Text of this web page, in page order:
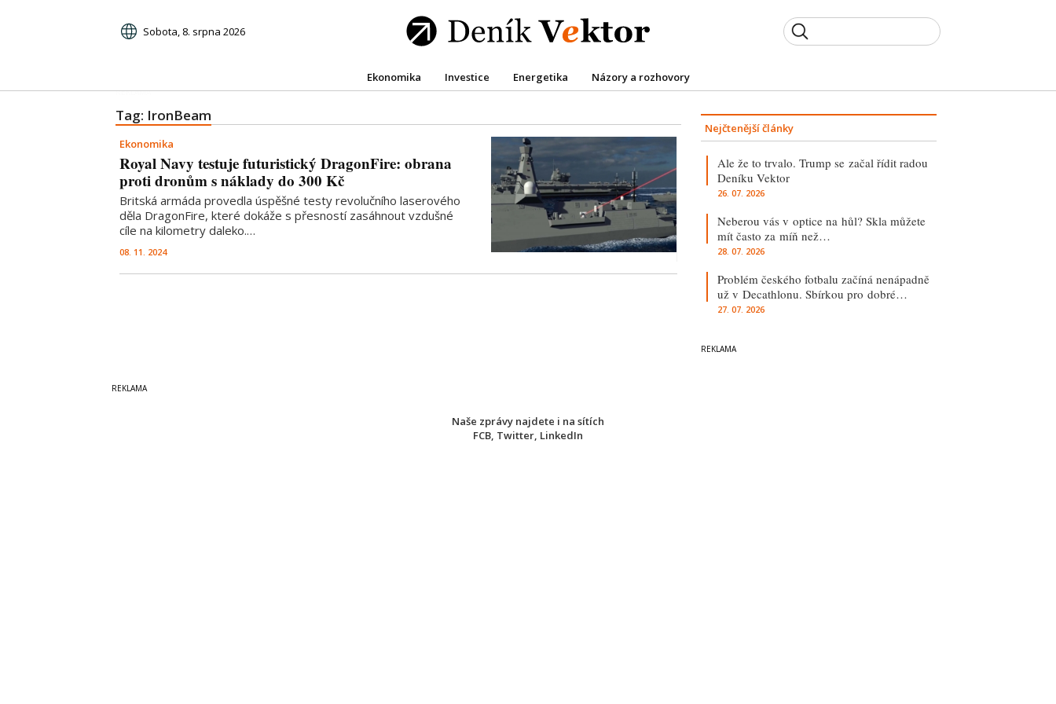
Sobota, 8. srpna 2026
Ekonomika Investice Energetika Názory a rozhovory
Tag: IronBeam
Ekonomika
Royal Navy testuje futuristický DragonFire: obrana
proti dronům s náklady do 300 Kč
Britská armáda provedla úspěšné testy revolučního laserového
děla DragonFire, které dokáže s přesností zasáhnout vzdušné
cíle na kilometry daleko.…
08. 11. 2024
Nejčtenější články
Ale že to trvalo. Trump se začal řídit radou
Deníku Vektor
26. 07. 2026
Neberou vás v optice na hůl? Skla můžete
mít často za míň než…
28. 07. 2026
Problém českého fotbalu začíná nenápadně
už v Decathlonu. Sbírkou pro dobré…
27. 07. 2026
Naše zprávy najdete i na sítích
FCB, Twitter, LinkedIn